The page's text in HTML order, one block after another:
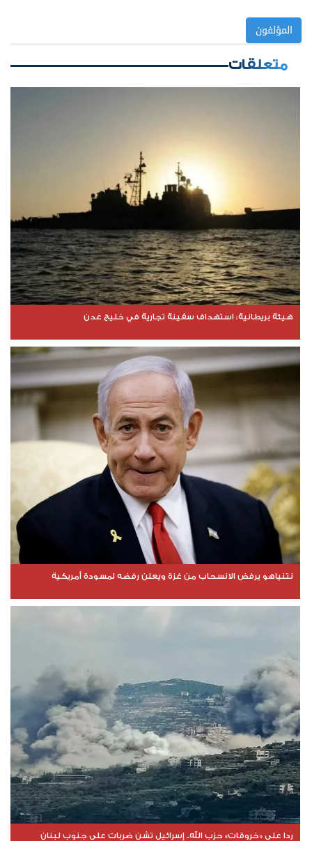
المؤلفون
متعلقات
هيئة بريطانية: استهداف سفينة تجارية في خليج عدن
نتنياهو يرفض الانسحاب من غزة ويعلن رفضه لمسودة أمريكية
ردا على «خروقات» حزب الله.. إسرائيل تشن ضربات على جنوب لبنان